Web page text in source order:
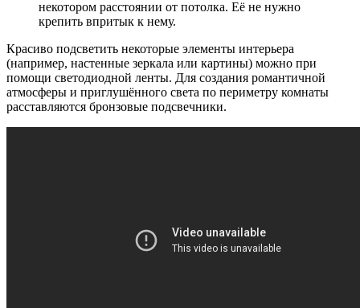
некотором расстоянии от потолка. Её не нужно
крепить впритык к нему.
Красиво подсветить некоторые элементы интерьера
(например, настенные зеркала или картины) можно при
помощи светодиодной ленты. Для создания романтичной
атмосферы и приглушённого света по периметру комнаты
расставляются бронзовые подсвечники.